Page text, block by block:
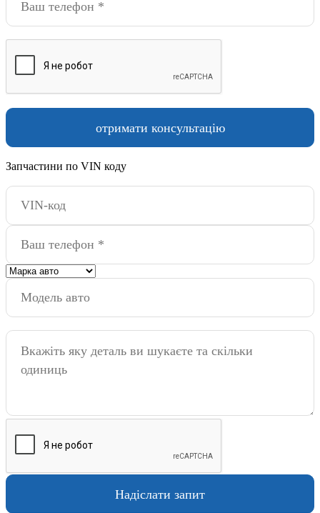
Запчастини по VIN коду